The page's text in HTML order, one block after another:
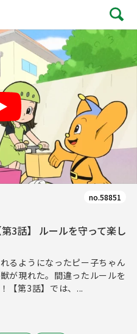
no.58851
3話】 ルールを守って楽し
るようになったピー子ちゃん
が現れた。間違ったルールを
【第3話】では、...